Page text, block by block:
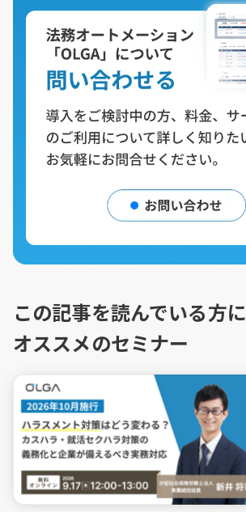
この記事を読んでいる方に
オススメのセミナー